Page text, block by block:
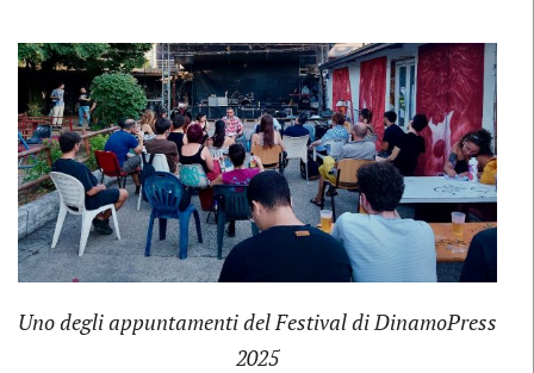
Uno degli appuntamenti del Festival di DinamoPress
2025